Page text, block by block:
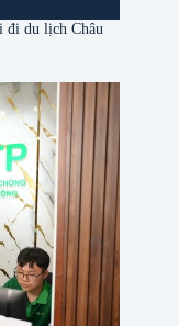
đi du lịch Châu